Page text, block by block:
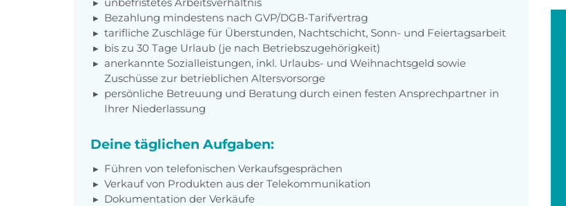
Bezahlung mindestens nach GVP/DGB-Tarifvertrag
tarifliche Zuschläge für Überstunden, Nachtschicht, Sonn- und Feiertagsarbeit
bis zu 30 Tage Urlaub (je nach Betriebszugehörigkeit)
anerkannte Sozialleistungen, inkl. Urlaubs- und Weihnachtsgeld sowie
Zuschüsse zur betrieblichen Altersvorsorge
persönliche Betreuung und Beratung durch einen festen Ansprechpartner in
Ihrer Niederlassung
Deine täglichen Aufgaben:
Führen von telefonischen Verkaufsgesprächen
Verkauf von Produkten aus der Telekommunikation
Dokumentation der Verkäufe